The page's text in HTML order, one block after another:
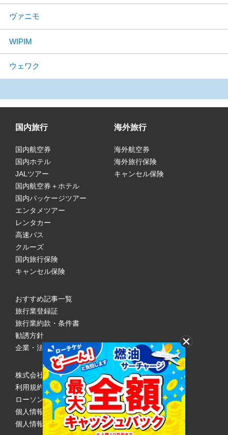
ヴァニモ
WIPIM
ウェワク
国内旅行
国内航空券
国内ホテル
JALツアー
国内航空券＋ホテル
国内パッケージツアー
エンタメツアー
レンタカー
高速バス
クルーズ
国内旅行保険
キャンセル保険
海外旅行
海外航空券
海外旅行保険
キャンセル保険
おすすめ記事一覧
旅行業登録証
旅行業約款・条件書
勧誘方針
企業・法人のみなさまへ
株式会社ローソンエンタテインメント
利用規約
ローソンWEB会員規約
個人情報の取り扱いについて
個人情報保護方針